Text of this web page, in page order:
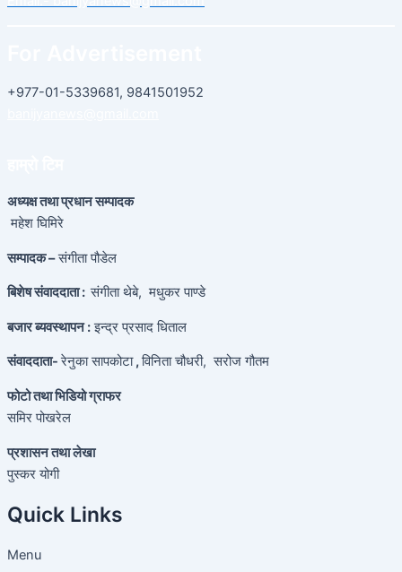
+977-01-5339681, 9841501952
अध्यक्ष तथा प्रधान सम्पादक
महेश घिमिरे
सम्पादक –संगीता पौडेल
बिशेष संवाददाता : संगीता थेबे,मधुकर पाण्डे
बजार ब्यवस्थापन :इन्द्र प्रसाद धिताल
संवाददाता-रेनुका सापकोटा, विनिता चौधरी, सरोज गौतम
फोटो तथा भिडियो ग्राफर
समिर पोखरेल
प्रशासन तथा लेखा
पुस्कर योगी
Quick Links
Menu